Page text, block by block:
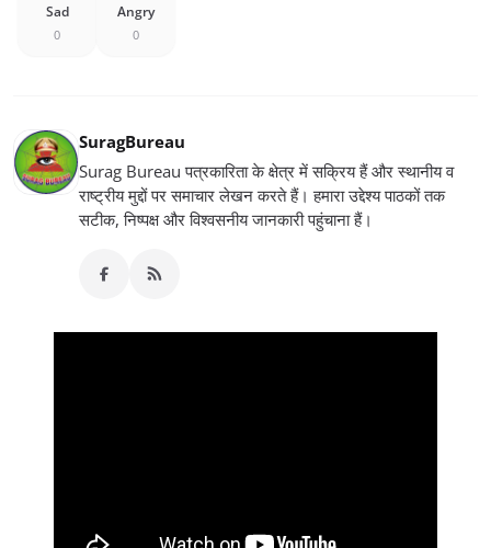
Sad
0
Angry
0
SuragBureau
Surag Bureau पत्रकारिता के क्षेत्र में सक्रिय हैं और स्थानीय व
राष्ट्रीय मुद्दों पर समाचार लेखन करते हैं। हमारा उद्देश्य पाठकों तक
सटीक, निष्पक्ष और विश्वसनीय जानकारी पहुंचाना हैं।